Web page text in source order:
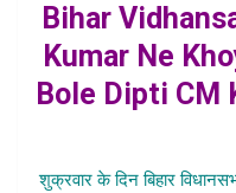
Bihar
Kumar Ne
Bole Dipti CM
शुक्रवार के दिन बिहार